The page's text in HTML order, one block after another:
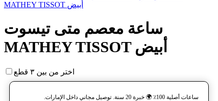
MATHEY TISSOT أبيض
ساعة معصم متی تیسوت
MATHEY TISSOT أبيض
اختر من بين ٣ قطع
ساعات أصلية 100٪ 🌍 خبرة 20 سنة. توصيل مجاني داخل الإمارات.